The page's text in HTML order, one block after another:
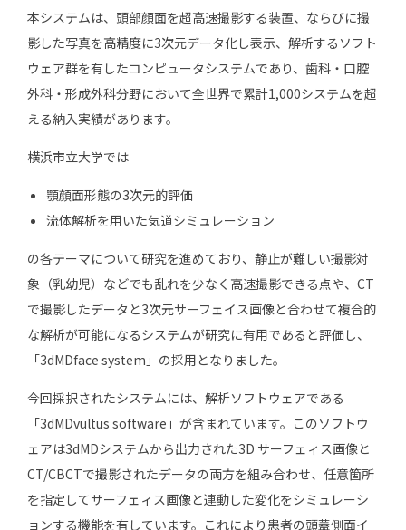
本システムは、頭部顔面を超高速撮影する装置、ならびに撮
影した写真を高精度に3次元データ化し表示、解析するソフト
ウェア群を有したコンピュータシステムであり、歯科・口腔
外科・形成外科分野において全世界で累計1,000システムを超
える納入実績があります。
横浜市立大学では
顎顔面形態の3次元的評価
流体解析を用いた気道シミュレーション
の各テーマについて研究を進めており、静止が難しい撮影対
象（乳幼児）などでも乱れを少なく高速撮影できる点や、CT
で撮影したデータと3次元サーフェイス画像と合わせて複合的
な解析が可能になるシステムが研究に有用であると評価し、
「3dMDface system」の採用となりました。
今回採択されたシステムには、解析ソフトウェアである
「3dMDvultus software」が含まれています。このソフトウ
ェアは3dMDシステムから出力された3D サーフェィス画像と
CT/CBCTで撮影されたデータの両方を組み合わせ、任意箇所
を指定してサーフェィス画像と連動した変化をシミュレーシ
ョンする機能を有しています。これにより患者の頭蓋側面イ